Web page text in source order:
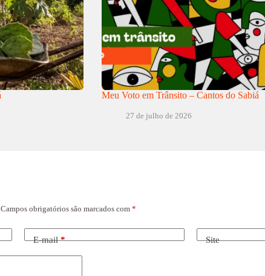
Meu Voto em Trânsito – Cantos do Sabiá
27 de julho de 2026
Campos obrigatórios são marcados com *
E-mail* Site